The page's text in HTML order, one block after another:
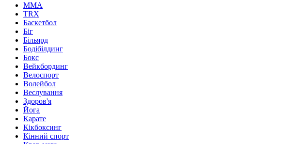
MMA
TRX
Баскетбол
Біг
Більярд
Бодібілдинг
Бокс
Вейкбординг
Велоспорт
Волейбол
Веслування
Здоров'я
Йога
Карате
Кікбоксинг
Кінний спорт